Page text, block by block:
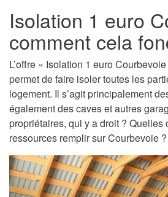
Isolation 1 euro
comment cela
L’offre « Isolation 1 euro
permet de faire isoler toutes les
logement. Il s’agit principalement
également des caves et autres
propriétaires, qui y a droit ? Quelles
ressources remplir sur Courbevoie ?